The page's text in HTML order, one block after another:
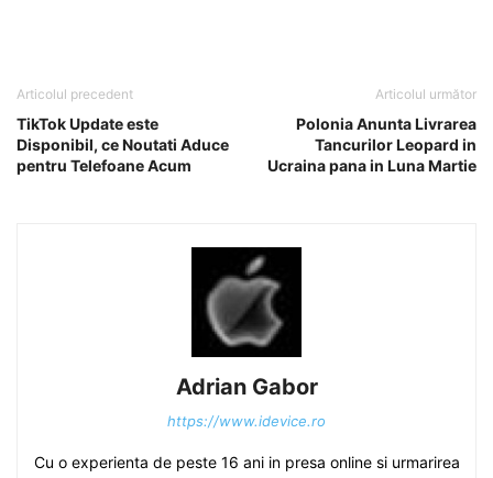
Articolul precedent
TikTok Update este
Disponibil, ce Noutati Aduce
pentru Telefoane Acum
Articolul următor
Polonia Anunta Livrarea
Tancurilor Leopard in
Ucraina pana in Luna Martie
Adrian Gabor
https://www.idevice.ro
Cu o experienta de peste 16 ani in presa online si urmarirea